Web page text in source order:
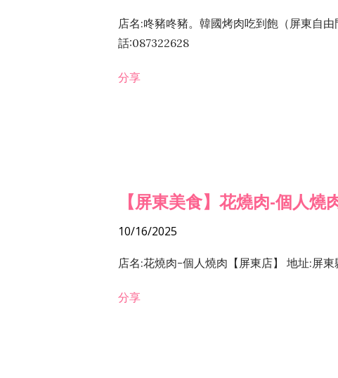
店名:咚豬咚豬。韓國烤肉吃到飽（屏東自
話:087322628
分享
【屏東美食】花燒肉-個人燒
10/16/2025
店名:花燒肉-個人燒肉【屏東店】 地址:屏
分享